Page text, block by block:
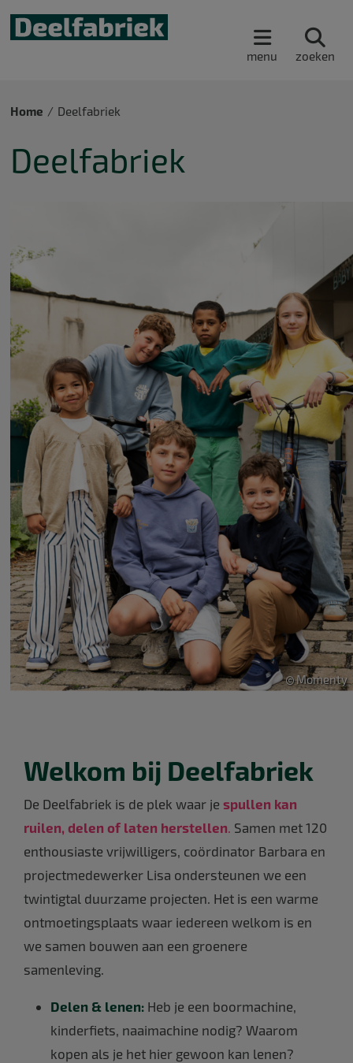
menu zoeken
Home Deelfabriek
Deelfabriek
Momenty
Welkom bij Deelfabriek
De Deelfabriek is de plek waar je spullen kan
ruilen, delen of laten herstellen. Samen met 120
enthousiaste vrijwilligers, coördinator Barbara en
projectmedewerker Lisa ondersteunen we een
twintigtal duurzame projecten. Het is een warme
ontmoetingsplaats waar iedereen welkom is en
we samen bouwen aan een groenere
samenleving.
Delen & lenen: Heb je een boormachine,
kinderfiets, naaimachine nodig? Waarom
kopen als je het hier gewoon kan lenen?